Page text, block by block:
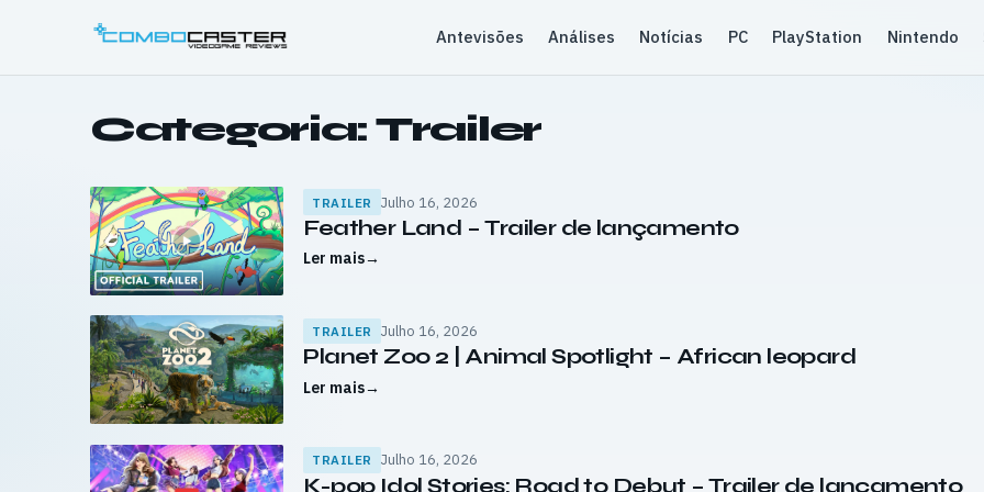
Antevisões Análises Notícias PC PlayStation Nintendo
Categoria: Trailer
TRAILER Julho 16, 2026
Feather Land – Trailer de lançamento
Ler mais→
TRAILER Julho 16, 2026
Planet Zoo 2 | Animal Spotlight – African leopard
Ler mais→
TRAILER Julho 16, 2026
K-pop Idol Stories: Road to Debut – Trailer de lançamento